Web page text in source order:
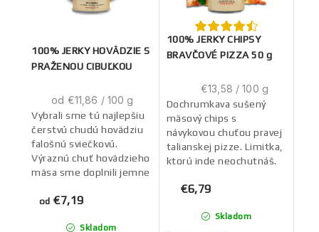
100% JERKY HOVÄDZIE S
PRAŽENOU CIBUĽKOU
Skladom
od €7,19
Jednotková
cena:
od €11,86 / 100 g
Vybrali sme tú najlepšiu
čerstvú chudú hovädziu
falošnú sviečkovú.
Výraznú chuť hovädzieho
mäsa sme doplnili jemne
cibuľkou. A na doladenie
100% JERKY CHIPSY
BRAVČOVÉ PIZZA 50 g
Skladom
€6,79
Jednotková
cena:
€13,58 / 100 g
Dochrumkava sušený
mäsový chips s
návykovou chuťou pravej
talianskej pizze. Limitka,
ktorú inde neochutnáš.